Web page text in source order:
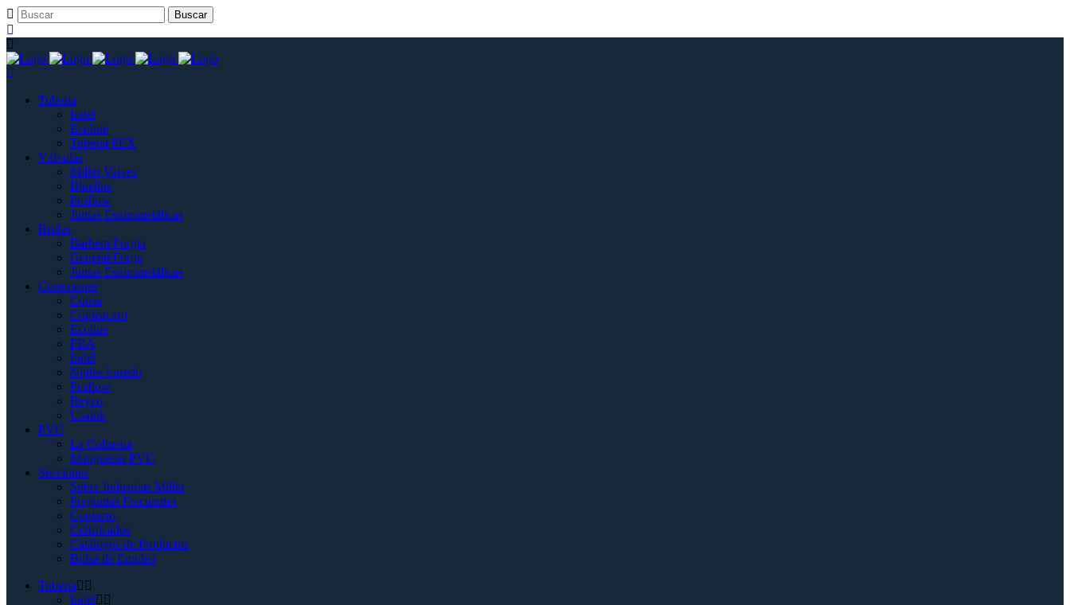
Tubería
Indel
Ecoline
Tubería PEX
Válvulas
Miller Valves
Blueline
Proflow
Juntas Espirometálicas
Bridas
Barbetti Forgia
General Forge
Juntas Espirometálicas
Conexiones
Consa
Copleacero
Ecoline
FBA
Indel
Niples Laredo
Proflow
Reyco
Usalok
PVC
La Colmena
Mangueras PVC
Secciones
Sobre Industrias Miller
Preguntas Frecuentes
Contacto
Certificados
Catálogos de Productos
Bolsa de Empleo
Tubería
Indel